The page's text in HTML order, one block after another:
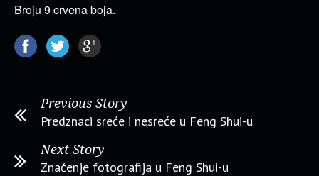
Broju 9 crvena boja.
Previous Story
Predznaci sreće i nesreće u Feng Shui-u
Next Story
Značenje fotografija u Feng Shui-u